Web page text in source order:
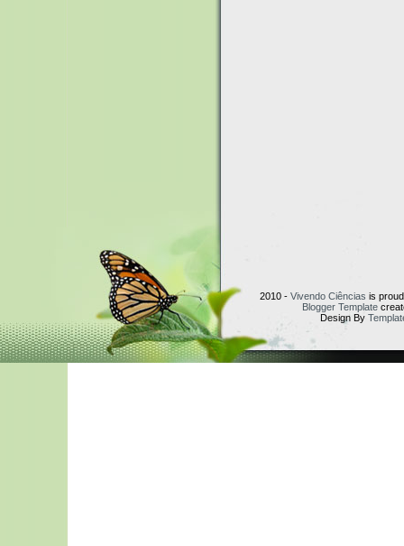
2010 -Vivendo Ciências is
Blogger Template
Design By